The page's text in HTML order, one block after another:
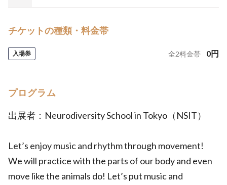
チケットの種類・料金帯
入場券 全2料金帯 0円
プログラム
出展者：Neurodiversity School in Tokyo（NSIT）
Let’s enjoy music and rhythm through movement!
We will practice with the parts of our body and even
move like the animals do! Let’s put music and